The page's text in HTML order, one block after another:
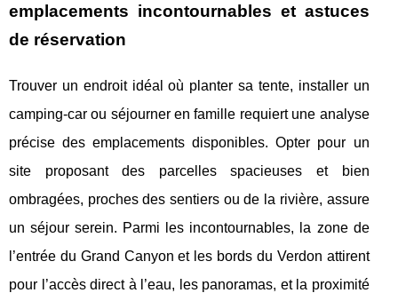
emplacements incontournables et astuces
de réservation
Trouver un endroit idéal où planter sa tente, installer un
camping-car ou séjourner en famille requiert une analyse
précise des emplacements disponibles. Opter pour un
site proposant des parcelles spacieuses et bien
ombragées, proches des sentiers ou de la rivière, assure
un séjour serein. Parmi les incontournables, la zone de
l’entrée du Grand Canyon et les bords du Verdon attirent
pour l’accès direct à l’eau, les panoramas, et la proximité